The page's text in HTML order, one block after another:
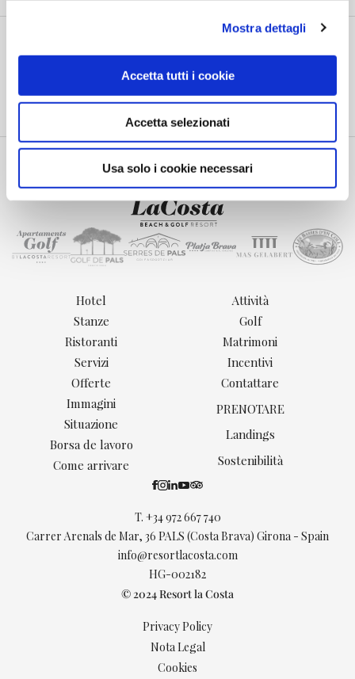
Mostra dettagli
Accetta tutti i cookie
Accetta selezionati
Usa solo i cookie necessari
Acceptació de la Llei de Protecció de Dades (*)
T. +34 972 667 740
Carrer Arenals de Mar, 36 PALS (Costa Brava) Girona - Spain
info@resortlacosta.com
HG-002182
Hotel
Stanze
Ristoranti
Servizi
Attività
Golf
Matrimoni
Incentivi
Offerte
Immagini
Situazione
Borsa de lavoro
Come arrivare
Contattare
PRENOTARE
Landings
Sostenibilità
© 2024 Resort la Costa
Privacy Policy
Nota Legal
Cookies